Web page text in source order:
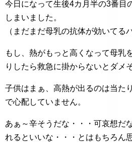
今日になって生後4カ月半の3番目
しまいました。
（まだまだ母乳の抗体が効いてる
もし、熱がもっと高くなって母乳
りしたら救急に掛からないとダメ
子供はまぁ、高熱が出るのは当た
で心配していません。
あぁ～辛そうだな・・・可哀想だ
れるといいな・・・とはもちろん